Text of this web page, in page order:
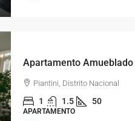
Apartamento
Piantini, Distrito Nacional
1 1.5 50
APARTAMENTO